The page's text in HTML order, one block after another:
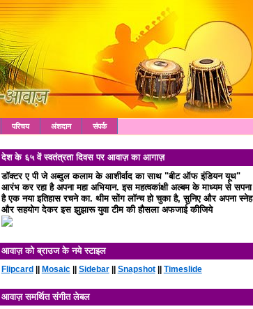
परिचय अंशदान संपर्क
देश के ६५ वें स्वतंत्रता दिवस पर आवाज़ का आगाज़
डॉक्टर ए पी जे अब्दुल कलाम के आशीर्वाद का साथ "बीट ऑफ इंडियन यूथ"
आरंभ कर रहा है अपना महा अभियान. इस महत्वकांक्षी अल्बम के माध्यम से सपना
है एक नया इतिहास रचने का. थीम सोंग लॉन्च हो चुका है, सुनिए और अपना स्नेह
और सहयोग देकर इस झुझारू युवा टीम की हौसला अफजाई कीजिये
आवाज़ को ब्राउज के नये स्टाइल
Flipcard Mosaic|| Sidebar|| Snapshot|| Timeslide
आवाज़ समर्थित संगीत लेबल